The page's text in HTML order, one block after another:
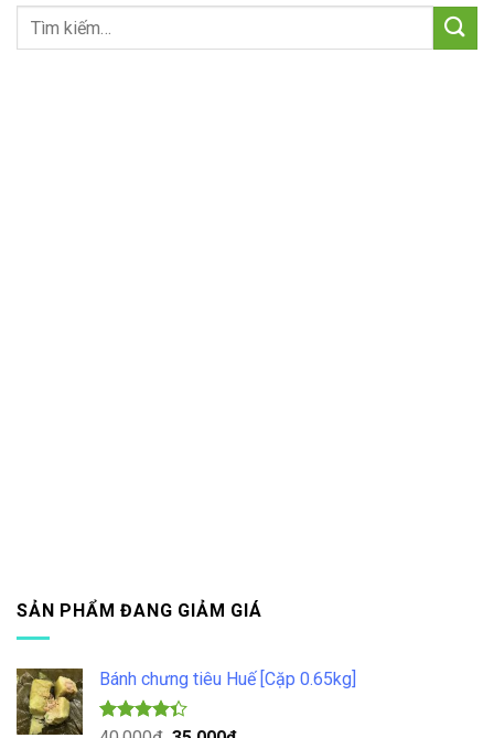
SẢN PHẨM ĐANG GIẢM GIÁ
Bánh chưng tiêu Huế [Cặp 0.65kg]
Được xếp